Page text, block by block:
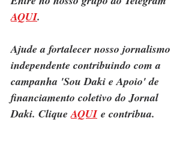
AQUI.
Ajude a fortalecer nosso jornalismo
independente contribuindo com a
campanha 'Sou Daki e Apoio' de
financiamento coletivo do Jornal
Daki. Clique AQUI e contribua.